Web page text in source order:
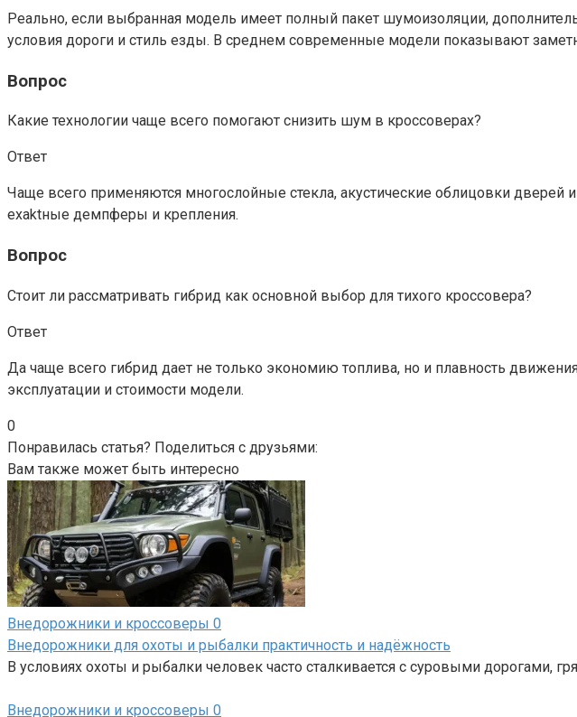
Реально, если выбранная модель имеет полный пакет шумоизоляции,
условия дороги и стиль езды. В среднем современные модели показывают
Вопрос
Какие технологии чаще всего помогают снизить шум в кроссоверах?
Ответ
Чаще всего применяются многослойные стекла, акустические облицовки
exaktные демпферы и крепления.
Вопрос
Стоит ли рассматривать гибрид как основной выбор для тихого кроссовера?
Ответ
Да чаще всего гибрид дает не только экономию топлива, но и плавность
эксплуатации и стоимости модели.
0
Понравилась статья? Поделиться с друзьями:
Вам также может быть интересно
Внедорожники и кроссоверы 0
Внедорожники для охоты и рыбалки практичность и надёжность
В условиях охоты и рыбалки человек часто сталкивается с суровыми дорогами,
Внедорожники и кроссоверы 0